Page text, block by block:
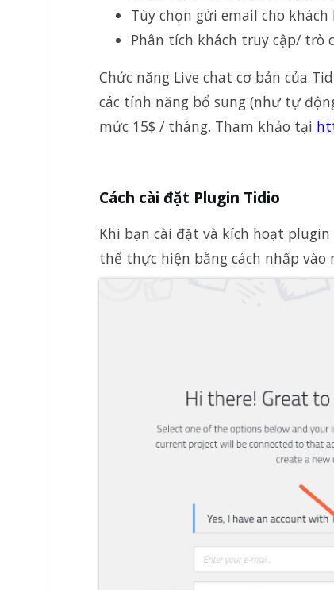
Tùy chọn gửi email cho
Phân tích khách truy cập/ trò
Chức năng Live chat cơ bản của
các tính năng bổ sung (như tự
mức 15$ / tháng. Tham khảo tại
Cách cài đặt Plugin Tidio
Khi bạn cài đặt và kích hoạt
thể thực hiện bằng cách nhấp vào